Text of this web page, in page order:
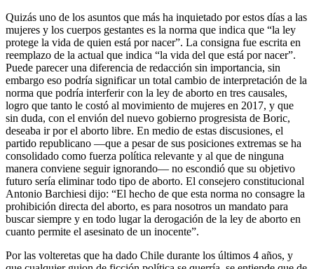
Quizás uno de los asuntos que más ha inquietado por estos días a las
mujeres y los cuerpos gestantes es la norma que indica que “la ley
protege la vida de quien está por nacer”. La consigna fue escrita en
reemplazo de la actual que indica “la vida del que está por nacer”.
Puede parecer una diferencia de redacción sin importancia, sin
embargo eso podría significar un total cambio de interpretación de la
norma que podría interferir con la ley de aborto en tres causales,
logro que tanto le costó al movimiento de mujeres en 2017, y que
sin duda, con el envión del nuevo gobierno progresista de Boric,
deseaba ir por el aborto libre. En medio de estas discusiones, el
partido republicano —que a pesar de sus posiciones extremas se ha
consolidado como fuerza política relevante y al que de ninguna
manera conviene seguir ignorando— no escondió que su objetivo
futuro sería eliminar todo tipo de aborto. El consejero constitucional
Antonio Barchiesi dijo: “El hecho de que esta norma no consagre la
prohibición directa del aborto, es para nosotros un mandato para
buscar siempre y en todo lugar la derogación de la ley de aborto en
cuanto permite el asesinato de un inocente”.
Por las volteretas que ha dado Chile durante los últimos 4 años, y